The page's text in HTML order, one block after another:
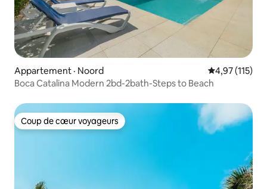
Appartement · Noord Note
4,97 (115)
Boca Catalina Modern 2bd-2bath-Steps to Beach
Coup de cœur voyageurs
Coup de cœur voyageurs